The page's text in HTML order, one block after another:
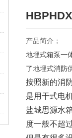
产品简介；
地埋式箱泵一
了地埋式消防
按照新的消
是用干式电
盐城思源水
度一般不超